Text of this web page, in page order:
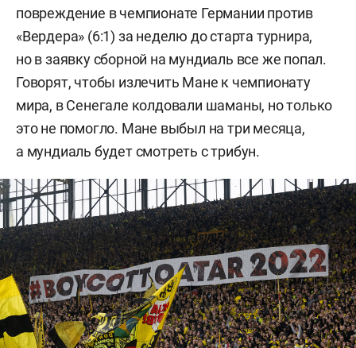
повреждение в чемпионате Германии против
«Вердера» (6:1) за неделю до старта турнира,
но в заявку сборной на мундиаль все же попал.
Говорят, чтобы излечить Мане к чемпионату
мира, в Сенегале колдовали шаманы, но только
это не помогло. Мане выбыл на три месяца,
а мундиаль будет смотреть с трибун.